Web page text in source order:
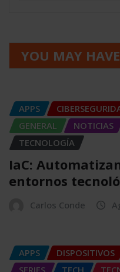
YOU MAY
APPS
GENERAL
NOTICIAS
TECNOLOGÍA
IaC:
entornos
Carlos Conde
APPS DISPOSITIVOS
SERIES
TECH